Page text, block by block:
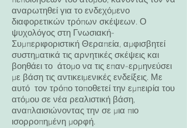
αναρωτηθεί για το ενδεχόμενο
διαφορετικών τρόπων σκέψεων. Ο
ψυχολόγος στη Γνωσιακή-
Συμπεριφοριστική Θεραπεία, αμφισβητεί
συστηματικά τις αρνητικές σκέψεις και
βοηθάει το άτομο να τις επαν-ερμηνεύσει
με βάση τις αντικειμενικές ενδείξεις. Με
αυτό τον τρόπο τοποθετεί την εμπειρία του
ατόμου σε νέα ρεαλιστική βάση,
αναπλαισιώνοντας την σε μια πιο
ισορροπημένη μορφή.